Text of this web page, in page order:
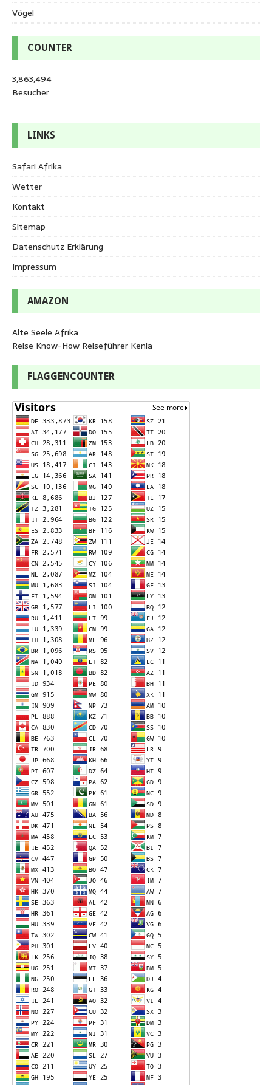
Vögel
COUNTER
3,863,494
Besucher
LINKS
Safari Afrika
Wetter
Kontakt
Sitemap
Datenschutz Erklärung
Impressum
AMAZON
Alte Seele Afrika
Reise Know-How Reiseführer Kenia
FLAGGENCOUNTER